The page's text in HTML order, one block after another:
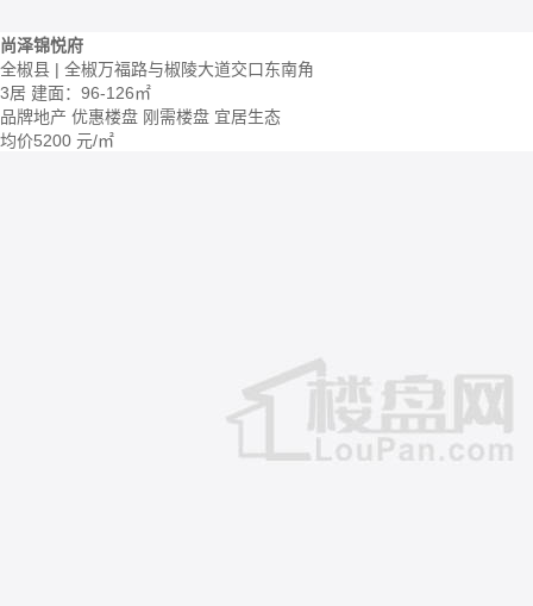
尚泽锦悦府
全椒县 | 全椒万福路与椒陵大道交口东南角
3居 建面：96-126㎡
品牌地产 优惠楼盘 刚需楼盘 宜居生态
均价5200 元/㎡